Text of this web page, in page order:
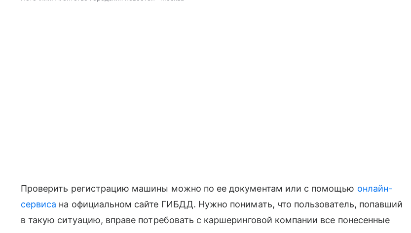
Проверить регистрацию машины можно по ее документам или с помощью онлайн-
сервиса на официальном сайте ГИБДД. Нужно понимать, что пользователь, попавший
в такую ситуацию, вправе потребовать с каршеринговой компании все понесенные